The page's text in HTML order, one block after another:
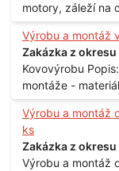
motory, záleží na
Materiál: - ocel Množství: - 1 ks Velikost: - 3 m Lokalita: -
Praha
Výrobu a montáž
Zakázka z okresu
Kovovýrobu Popis: - výroba a montáž vrátek - včetně
montáže - materiál
Výrobu a montáž
ks
Zakázka z
Výrobu a montáž